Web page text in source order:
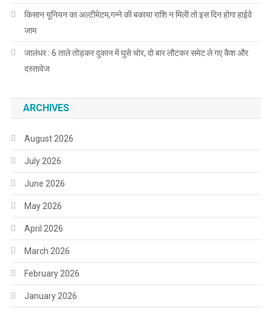
किसान यूनियन का अल्टीमेटम,गन्ने की बकाया राशि न मिली तो इस दिन होगा हाईवे
जाम
जालंधर : 6 ताले तोड़कर दुकान में घुसे चोर, दो बार लौटकर समेट ले गए कैश और
दस्तावेज
ARCHIVES
August 2026
July 2026
June 2026
May 2026
April 2026
March 2026
February 2026
January 2026